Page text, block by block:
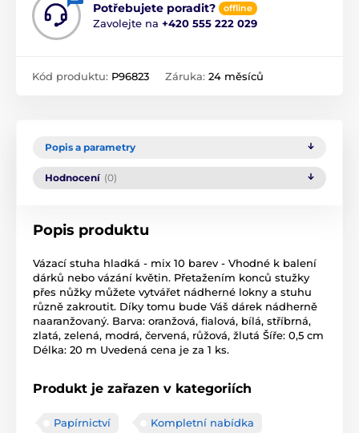
Potřebujete poradit? offline
Zavolejte na +420 555 222 029
Kód produktu: P96823 Záruka: 24 měsíců
Popis a parametry
Hodnocení (0)
Popis produktu
Vázací stuha hladká - mix 10 barev - Vhodné k balení
dárků nebo vázání květin. Přetažením konců stužky
přes nůžky můžete vytvářet nádherné lokny a stuhu
různě zakroutit. Díky tomu bude Váš dárek nádherně
naaranžovaný. Barva: oranžová, fialová, bílá, stříbrná,
zlatá, zelená, modrá, červená, růžová, žlutá Šíře: 0,5 cm
Délka: 20 m Uvedená cena je za 1 ks.
Produkt je zařazen v kategoriích
Papírnictví Kompletní nabídka